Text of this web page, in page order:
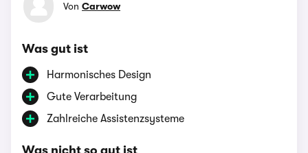
Von Carwow
Was gut ist
Harmonisches Design
Gute Verarbeitung
Zahlreiche Assistenzsysteme
Was nicht so gut ist